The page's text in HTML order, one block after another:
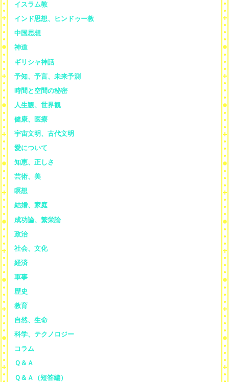
イスラム教
インド思想、ヒンドゥー教
中国思想
神道
ギリシャ神話
予知、予言、未来予測
時間と空間の秘密
人生観、世界観
健康、医療
宇宙文明、古代文明
愛について
知恵、正しさ
芸術、美
瞑想
結婚、家庭
成功論、繁栄論
政治
社会、文化
経済
軍事
歴史
教育
自然、生命
科学、テクノロジー
コラム
Ｑ＆Ａ
Ｑ＆Ａ（短答編）